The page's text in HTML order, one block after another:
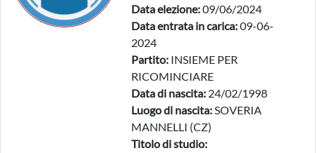
Data elezione:09/06/2024
Data entrata in carica:09-06-
2024
Partito: INSIEME PER
RICOMINCIARE
Data di nascita: 24/02/1998
Luogo di nascita:SOVERIA
MANNELLI (CZ)
Titolo di studio: